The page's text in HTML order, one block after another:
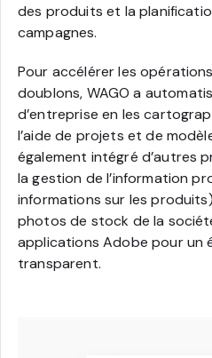
des produits et la
campagnes.
Pour accélérer les
doublons, WAGO a
d’entreprise en les
l’aide de projets et de
également intégré d’autres
la gestion de l’information
informations sur les
photos de stock de la
applications Adobe pour un
transparent.